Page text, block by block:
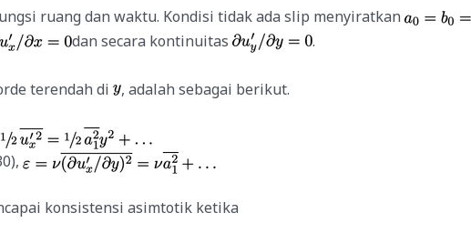
ruang dan waktu. Kondisi tidak ada slip menyiratkan
dan secara kontinuitas .
terendah di , adalah sebagai berikut.
konsistensi asimtotik ketika